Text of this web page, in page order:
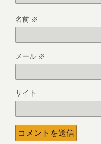
名前 ※
メール ※
サイト